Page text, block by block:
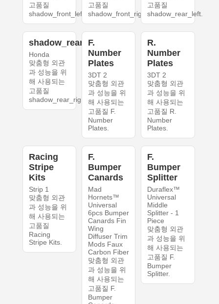
고품질
shadow_front_left.
고품질
shadow_front_right.
고품질
shadow_rear_left.
shadow_rear_right
Honda
맞춤형 외관
과 성능을 위
해 사용되는
고품질
shadow_rear_right.
F.
Number
Plates
3DT 2
맞춤형 외관
과 성능을 위
해 사용되는
고품질 F.
Number
Plates.
R.
Number
Plates
3DT 2
맞춤형 외관
과 성능을 위
해 사용되는
고품질 R.
Number
Plates.
Racing
Stripe
Kits
Strip 1
맞춤형 외관
과 성능을 위
해 사용되는
고품질
Racing
Stripe Kits.
F.
Bumper
Canards
Mad
Hornets™
Universal
6pcs Bumper
Canards Fin
Wing
Diffuser Trim
Mods Faux
Carbon Fiber
맞춤형 외관
과 성능을 위
해 사용되는
고품질 F.
Bumper
F.
Bumper
Splitter
Duraflex™
Universal
Middle
Splitter - 1
Piece
맞춤형 외관
과 성능을 위
해 사용되는
고품질 F.
Bumper
Splitter.